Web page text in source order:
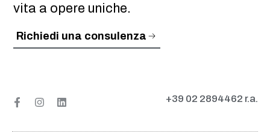
vita a opere uniche.
Richiedi una consulenza
+39 02 2894462 r.a.